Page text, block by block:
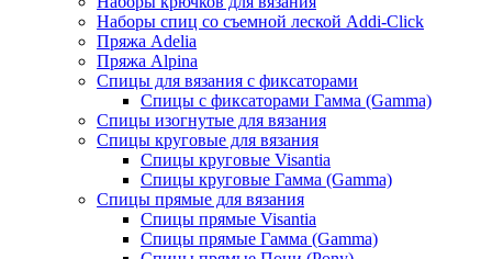
Наборы спиц со съемной леской Addi-Click
Пряжа Adelia
Пряжа Alpina
Спицы для вязания с фиксаторами
Спицы с фиксаторами Гамма (Gamma)
Спицы изогнутые для вязания
Спицы круговые для вязания
Спицы круговые Visantia
Спицы круговые Гамма (Gamma)
Спицы прямые для вязания
Спицы прямые Visantia
Спицы прямые Гамма (Gamma)